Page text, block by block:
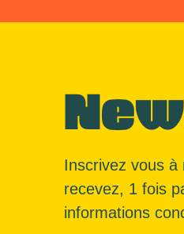
Inscrivez vous
recevez, 1 fois
informations